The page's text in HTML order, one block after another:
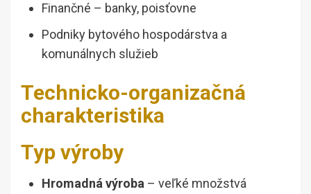
Finančné – banky, poisťovne
Podniky bytového hospodárstva a
komunálnych služieb
Technicko-organizačná
charakteristika
Typ výroby
Hromadná výroba – veľké množstvá